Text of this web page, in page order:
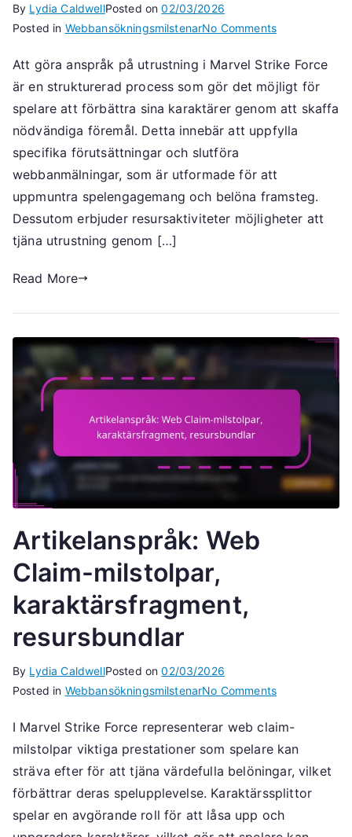
By Lydia CaldwellPosted on02/03/2026
Posted in WebbansökningsmilstenarNo Commentson
Att göra anspråk på utrustning i Marvel Strike Force
är en strukturerad process som gör det möjligt för
spelare att förbättra sina karaktärer genom att skaffa
nödvändiga föremål. Detta innebär att uppfylla
specifika förutsättningar och slutföra
webbanmälningar, som är utformade för att
uppmuntra spelengagemang och belöna framsteg.
Dessutom erbjuder resursaktiviteter möjligheter att
tjäna utrustning genom […]
Read More
Artikelanspråk: Web
Claim-milstolpar,
karaktärsfragment,
resursbundlar
By Lydia CaldwellPosted on02/03/2026
Posted in WebbansökningsmilstenarNo Commentson
Web
Claim-
milstolpar,
resursbundlar
I Marvel Strike Force representerar web claim-
milstolpar viktiga prestationer som spelare kan
sträva efter för att tjäna värdefulla belöningar, vilket
förbättrar deras spelupplevelse. Karaktärssplittor
spelar en avgörande roll för att låsa upp och